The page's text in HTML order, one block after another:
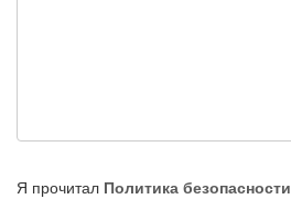
Я прочитал Политика безопасности